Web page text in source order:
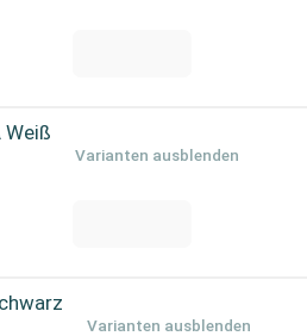
Varianten ausblenden
Varianten ausblenden